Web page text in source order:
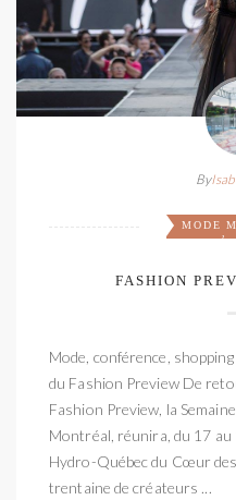
By
MODE
FASHION
Mode, conférence,
du Fashion Preview De
Fashion Preview, la
Montréal, réunira, du 17 au
Hydro-Québec du Cœur des
trentaine de créateurs ...